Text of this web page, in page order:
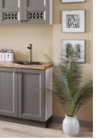
Добавить в избранное